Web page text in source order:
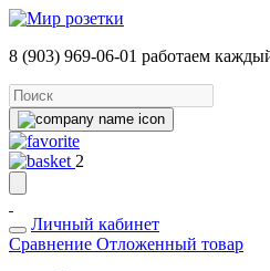
8 (903) 969-06-01 работаем
2
Личный кабинет
Сравнение Отложенный товар